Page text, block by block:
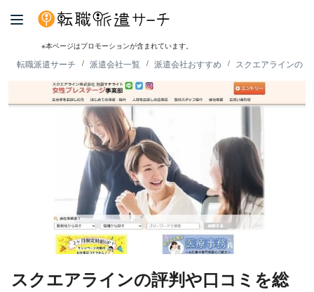
※本ページはプロモーションが含まれています。
転職派遣サーチ 派遣会社一覧 派遣会社おすすめ スクエアラインの
スクエアラインの評判や口コミを総